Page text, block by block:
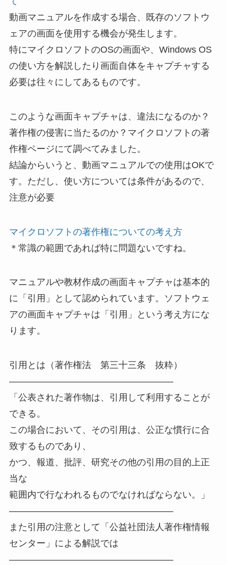
動画マニュアルを作成する場合、既存のソフトウ
ェアの画面を使用する機会が発生します。
特にマイクロソフトのOSの画面や、Windows OS
の使い方を解説したり画面自体をキャプチャする
必要は往々にしてあるものです。
このような画面キャプチャは、違法になるのか？
著作権の侵害に当たるのか？マイクロソフトの著
作権ページにて調べてみました。
結論からいうと、動画マニュアルでの使用はOKで
す。ただし、使い方については条件があるので、
注意が必要
マイクロソフトの著作権についての考え方
＊常識の範囲であれば特に問題ないですね。
マニュアルや教材作成の画面キャプチャは基本的
に「引用」として認められています。ソフトウェ
アの画面キャプチャは「引用」という考え方にな
ります。
引用とは（著作権法 第三十三条 抜粋）
——————————————————
「公表された著作物は、引用して利用することが
できる。
この場合において、その引用は、公正な慣行に合
致するものであり、
かつ、報道、批評、研究その他の引用の目的上正
当な
範囲内で行なわれるものでなければならない。」
——————————————————
また引用の注意として「公益社団法人著作権情報
センター」による解説では
——————————————————